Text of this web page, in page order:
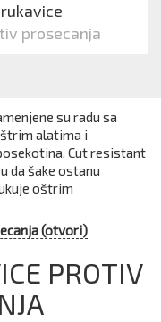
prosecanja
su radu sa
alatima i
Cut resistant
da šake ostanu
oštrim
(otvori)
PROTIV